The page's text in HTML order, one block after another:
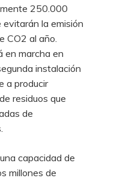
250.000
la emisión
CO2 al año.
en marcha en
instalación
a producir
residuos que
de
capacidad de
millones de